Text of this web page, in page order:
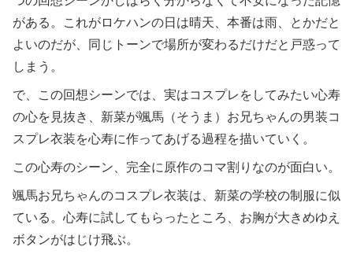
がある。これがロケハンの日は晴天、本番は雨、とかだと
よいのだが、同じトーンで場所が変わるだけだと戸惑って
しまう。
で、この回想シーンでは、実はコスプレをしてみたい心寿
の心を見抜き、新菜が颯馬（そうま）お兄ちゃんの男装コ
スプレ衣装を心寿に作ってあげる過程を描いていく。
この心寿のシーン、完全に原作のコマ割りなのが面白い。
颯馬お兄ちゃんのコスプレ衣装は、新菜の学校の制服に似
ている。心寿に試してもらったところ、お胸が大きめゆえ
ボタンがはじけ飛ぶ。